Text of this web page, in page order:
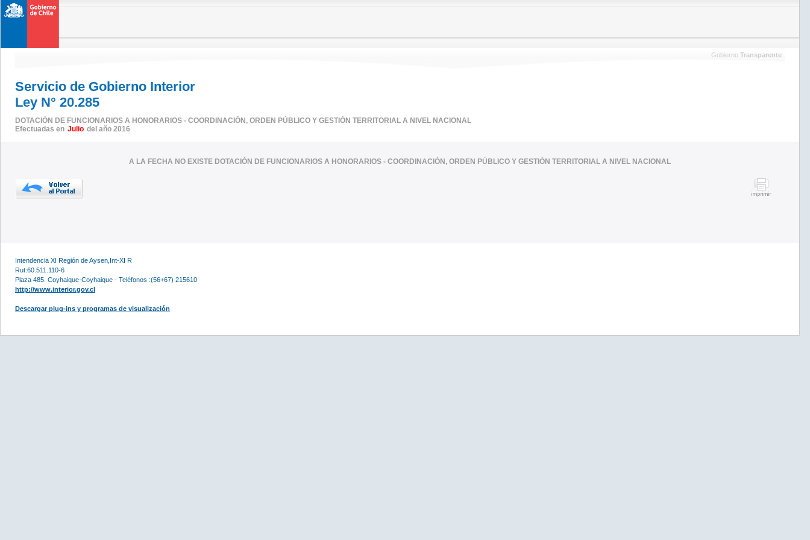
Gobierno Transparente
Servicio de Gobierno Interior
Ley N° 20.285
DOTACIÓN DE FUNCIONARIOS A HONORARIOS - COORDINACIÓN, ORDEN PÚBLICO Y GESTIÓN TERRITORIAL A NIVEL NACIONAL
Efectuadas en Julio del año 2016
A LA FECHA NO EXISTE DOTACIÓN DE FUNCIONARIOS A HONORARIOS - COORDINACIÓN, ORDEN PÚBLICO Y GESTIÓN TERRITORIAL A NIVEL NACIONAL
Intendencia XI Región de Aysen,Int-XI R
Rut:60.511.110-6
Plaza 485. Coyhaique-Coyhaique - Teléfonos :(56+67) 215610
http://www.interior.gov.cl
Descargar plug-ins y programas de visualización